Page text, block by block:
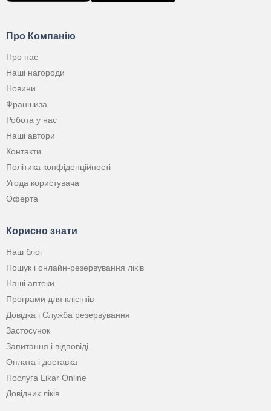
Про Компанію
Про нас
Наші нагороди
Новини
Франшиза
Робота у нас
Наші автори
Контакти
Політика конфіденційності
Угода користувача
Оферта
Корисно знати
Наш блог
Пошук і онлайн-резервування ліків
Наші аптеки
Програми для клієнтів
Довідка і Служба резервування
Застосунок
Запитання і відповіді
Оплата і доставка
Послуга Likar Online
Довідник ліків